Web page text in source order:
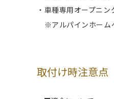
・車種専用オープニン
※アルパインホーム
取付け時注意点